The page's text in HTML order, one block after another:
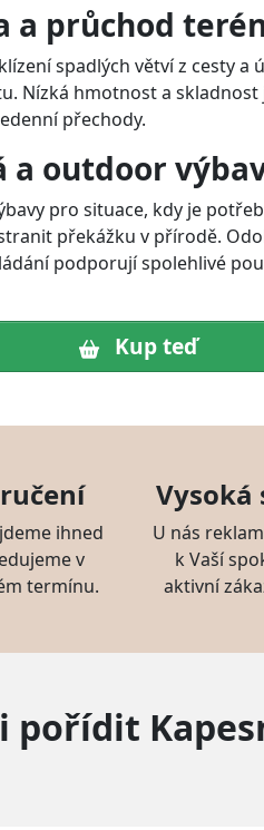
a průchod
spadlých větví z cesty a
Nízká hmotnost a
přechody.
a outdoor
pro situace, kdy je
překážku v přírodě.
podporují spolehlivé
Kup teď
ihned
v
termínu.
Vysoká
U nás
k Vaší
aktivní
pořídit